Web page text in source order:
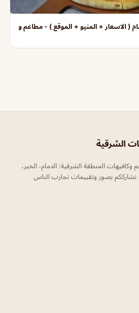
( الاسعار + المنيو + الموقع ) - مطاعم و
الشرقية
المنطقة الشرقية: الدمام، الخبر،
نشارككم بصور وتقييمات تجارب الناس